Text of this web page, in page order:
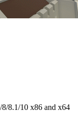
8.1/10 x86 and x64